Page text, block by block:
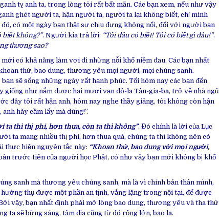
tỵ anh ta, trong lòng tôi rất bất mãn. Các bạn xem, nếu như vậy
ghét người ta, hận người ta, người ta lại không biết, chỉ mình
đó, có một ngày bạn thật sự chịu đựng không nổi, đối với người bạn
biết không?”. Người kia trả lời: “Tôi đâu có biết! Tôi có biết gì đâu!”.
thương sao?
có khả năng làm vơi đi những nỗi khổ niềm đau. Các bạn nhất
thứ, bao dung, thương yêu mọi người, mọi chúng sanh.
sẽ sống những ngày rất hạnh phúc. Tối hôm nay các bạn đến
giống như nắm được hai mươi vạn đô-la Tân-gia-ba, trở về nhà ngủ
đây tôi rất hận anh, hôm nay nghe thầy giảng, tôi không còn hận
hãy cầm lấy mà dùng!”.
ta thì thị phi, hơn thua, còn ta thì không”. Đó chính là lời của Lục
ta mang nhiều thị phi, hơn thua quá, chúng ta thì không nên có
thực hiện nguyên tắc này: “Khoan thứ, bao dung với mọi người,
trước tiên của người học Phật, có như vậy bạn mới không bị khổ
sanh mà thương yêu chúng sanh, mà là vì chính bản thân mình,
thụ được một phần an tịnh, vắng lặng trong nội tại, để được
vậy, bạn nhất định phải mở lòng bao dung, thương yêu và tha thứ
ta sẽ bừng sáng, tâm địa cũng từ đó rộng lớn, bao la.